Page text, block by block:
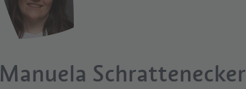
Manuela Schrattenecker